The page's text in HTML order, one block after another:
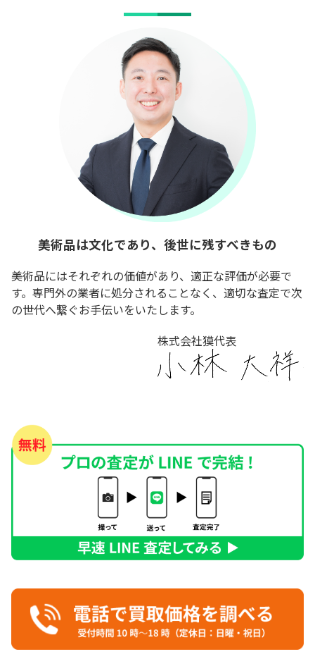
美術品は文化であり、後世に残すべきもの
美術品にはそれぞれの価値があり、適正な評価が必要で
す。専門外の業者に処分されることなく、適切な査定で次
の世代へ繋ぐお手伝いをいたします。
株式会社獏代表